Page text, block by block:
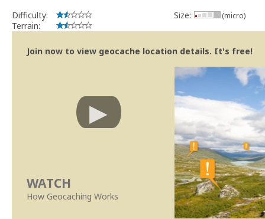
Difficulty:
Terrain:
Size: (micro)
Join now to view geocache location details. It's free!
WATCH
How Geocaching Works